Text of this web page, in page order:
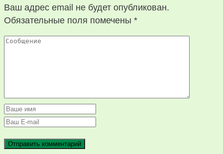
Ваш адрес email не будет опубликован.
Обязательные поля помечены *